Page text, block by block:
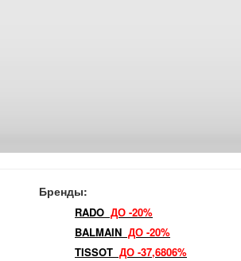
Бренды:
RADO ДО -20%
BALMAIN ДО -20%
TISSOT ДО -37,6806%